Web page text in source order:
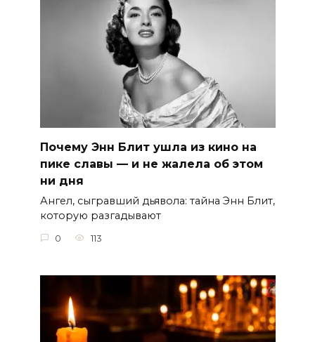
Почему Энн Блит ушла из кино на
пике славы — и не жалела об этом
ни дня
Ангел, сыгравший дьявола: тайна Энн Блит,
которую разгадывают
0 113